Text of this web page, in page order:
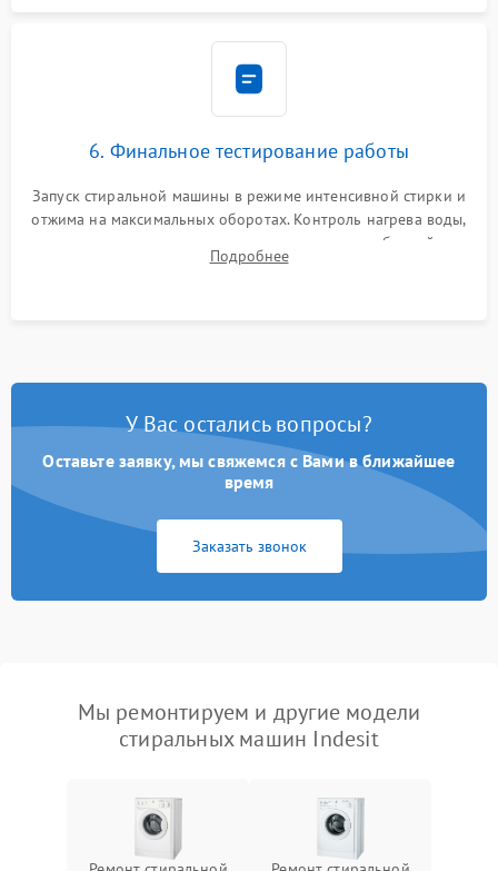
6. Финальное тестирование работы
Запуск стиральной машины в режиме интенсивной стирки и
отжима на максимальных оборотах. Контроль нагрева воды,
корректности слива, отсутствия излишних вибраций,
посторонних стуков и протечек под корпусом.
Подробнее
У Вас остались вопросы?
Оставьте заявку, мы свяжемся с Вами в ближайшее
время
Заказать звонок
Мы ремонтируем и другие модели
стиральных машин Indesit